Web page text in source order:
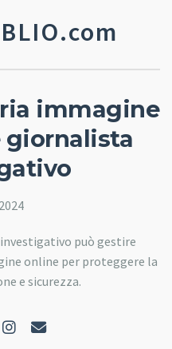
immagine
giornalista
può gestire
online per proteggere la
e sicurezza.